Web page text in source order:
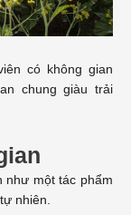
có không gian
chung giàu trải
như một tác phẩm
nhiên.